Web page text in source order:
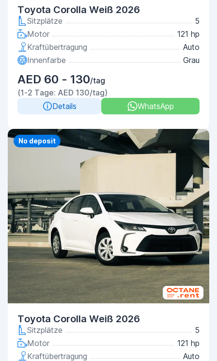
Toyota Corolla Weiß 2026
Sitzplätze
5
Motor
121 hp
Kraftübertragung
Auto
Innenfarbe
Grau
AED 60 - 130/tag
(1-2 Tage: AED 130/tag)
Details
WhatsApp
No deposit
Toyota Corolla Weiß 2026
Sitzplätze
5
Motor
121 hp
Kraftübertragung
Auto